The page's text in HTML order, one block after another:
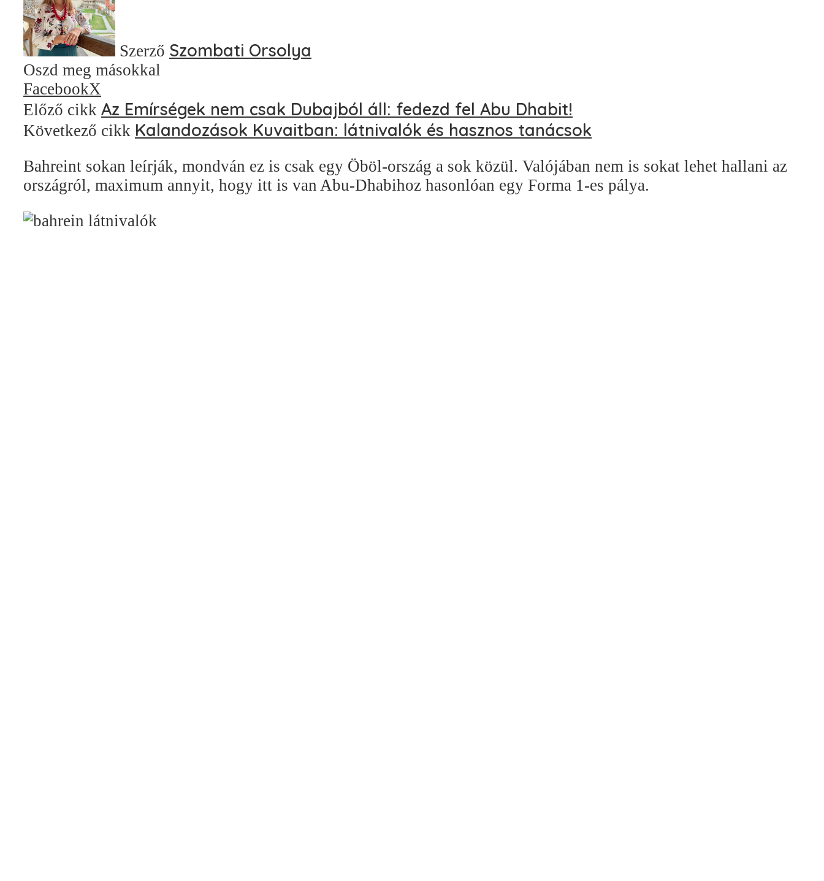
Szerző Szombati Orsolya
Oszd meg másokkal
FacebookX
Előző cikk Az Emírségek nem csak Dubajból áll: fedezd fel Abu Dhabit!
Következő cikk Kalandozások Kuvaitban: látnivalók és hasznos tanácsok
Bahreint sokan leírják, mondván ez is csak egy Öböl-ország a sok közül. Valójában nem is sokat lehet hallani az
országról, maximum annyit, hogy itt is van Abu-Dhabihoz hasonlóan egy Forma 1-es pálya.